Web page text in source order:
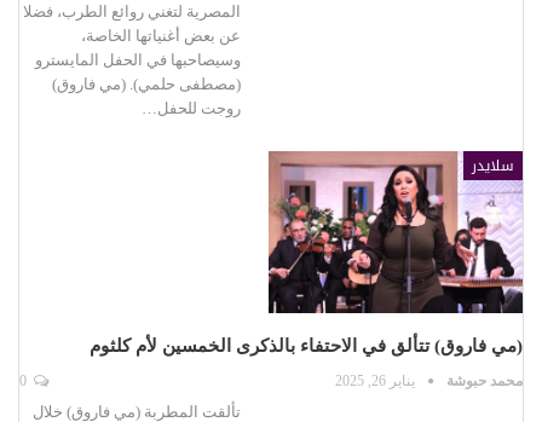
المصرية لتغني روائع الطرب، فضلا
عن بعض أغنياتها الخاصة،
وسيصاحبها في الحفل المايسترو
(مصطفى حلمي). (مي فاروق)
روجت للحفل…
سلايدر
(مي فاروق) تتألق في الاحتفاء بالذكرى الخمسين لأم كلثوم
محمد حبوشة يناير 26, 2025
تألقت المطربة (مي فاروق) خلال